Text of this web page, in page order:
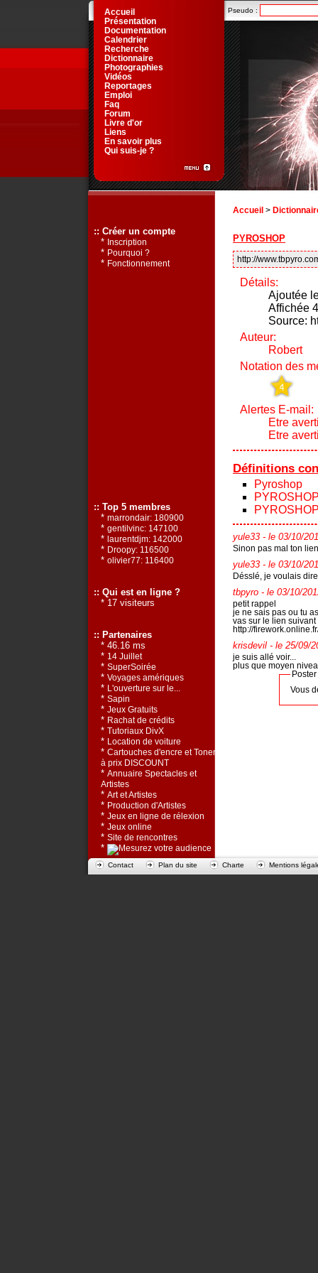
Accueil >
PYROSHOP
http://
Détails:
Ajoutée
Affichée
Source:
Auteur:
Robert
Notation des
Alertes E-mail:
Etre
Etre
Définitions
Pyroshop
yule33 - le 03/10/
Sinon pas mal ton
yule33 - le 03/10/
Désslé, je voulais
tbpyro - le 03/10/
petit rappel
je ne sais pas ou tu
vas sur le lien suivant
http://
krisdevil - le 25/09/
je suis allé voir...
plus que moyen
Vous
Pseudo :
Accueil
Présentation
Documentation
Calendrier
Recherche
Dictionnaire
Photographies
Vidéos
Reportages
Emploi
Faq
Forum
Livre d'or
Liens
En savoir plus
Qui suis-je ?
:: Créer un compte
* Inscription
* Pourquoi ?
* Fonctionnement
:: Top 5 membres
* marrondair: 180900
* gentilvinc: 147100
* laurentdjm: 142000
* Droopy: 116500
* olivier77: 116400
:: Qui est en ligne ?
* 17 visiteurs
:: Partenaires
* 46.16 ms
* 14 Juillet
* SuperSoirée
* Voyages amériques
* L'ouverture sur le...
* Sapin
* Jeux Gratuits
* Rachat de crédits
* Tutoriaux DivX
* Location de voiture
* Cartouches d'encre et Toners
à prix DISCOUNT
* Annuaire Spectacles et
Artistes
* Art et Artistes
* Production d'Artistes
* Jeux en ligne de rélexion
* Jeux online
* Site de rencontres
*
Contact Plan du site Charte Mentions